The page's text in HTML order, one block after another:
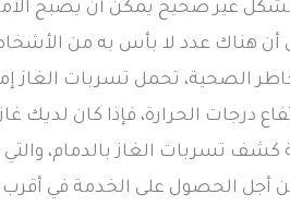
بشكل غير صحيح يمكن أن يصبح
أن هناك عدد لا بأس به من
الصحية، تحمل تسربات الغاز
درجات الحرارة، فإذا كان لديك
كشف تسربات الغاز بالدمام‬‬،
من أجل الحصول على الخدمة في